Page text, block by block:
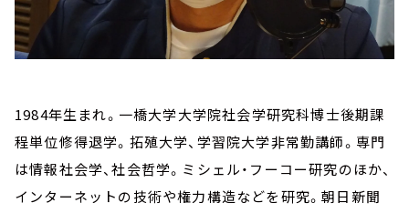
1984年生まれ。一橋大学大学院社会学研究科博士後期課
程単位修得退学。拓殖大学、学習院大学非常勤講師。専門
は情報社会学、社会哲学。ミシェル・フーコー研究のほか、
インターネットの技術や権力構造などを研究。朝日新聞